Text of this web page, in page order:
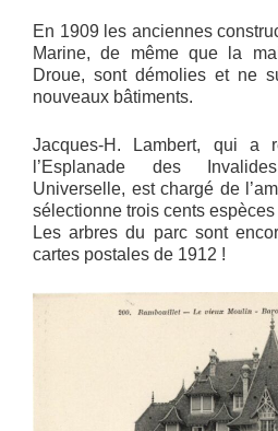
En 1909 les anciennes
Marine, de même que la
Droue, sont démolies et ne
nouveaux bâtiments.
Jacques-H. Lambert, qui a
l’Esplanade des
Universelle, est chargé de
sélectionne trois cents espèces
Les arbres du parc sont
cartes postales de 1912 !